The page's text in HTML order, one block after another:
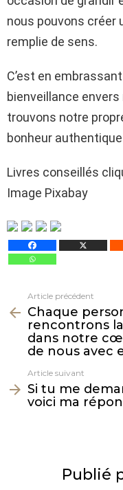
nous pouvons créer
remplie de sens.
C’est en
bienveillance
trouvons notre
bonheur
Livres conseillés
Image Pixabay
plus
Article précédent
Chaque
rencontrons
dans notre
de nous avec
Article suivant
Si tu me
voici ma
Publié